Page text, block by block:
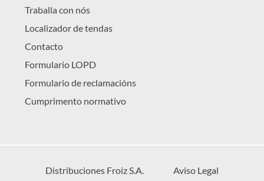
Traballa con nós
Localizador de tendas
Contacto
Formulario LOPD
Formulario de reclamacións
Cumprimento normativo
Distribuciones Froiz S.A.
Aviso Legal